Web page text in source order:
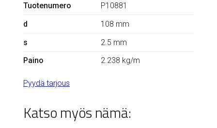
Tuotenumero
P10881
d
108 mm
s
2.5 mm
Paino
2.238 kg/m
Pyydä tarjous
Katso myös nämä: